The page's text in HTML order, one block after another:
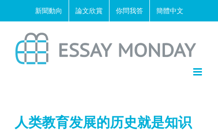
新聞動向 論文欣賞 你問我答 簡體中文
人类教育发展的历史就是知识